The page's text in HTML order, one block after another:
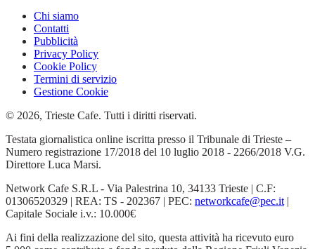
Chi siamo
Contatti
Pubblicità
Privacy Policy
Cookie Policy
Termini di servizio
Gestione Cookie
© 2026, Trieste Cafe. Tutti i diritti riservati.
Testata giornalistica online iscritta presso il Tribunale di Trieste –
Numero registrazione 17/2018 del 10 luglio 2018 - 2266/2018 V.G.
Direttore Luca Marsi.
Network Cafe S.R.L - Via Palestrina 10, 34133 Trieste | C.F:
01306520329 | REA: TS - 202367 | PEC: networkcafe@pec.it |
Capitale Sociale i.v.: 10.000€
Ai fini della realizzazione del sito, questa attività ha ricevuto euro